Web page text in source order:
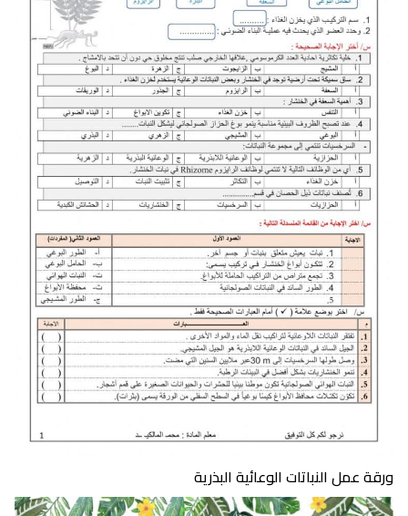
ورقة عمل النباتات الوعائية البذرية